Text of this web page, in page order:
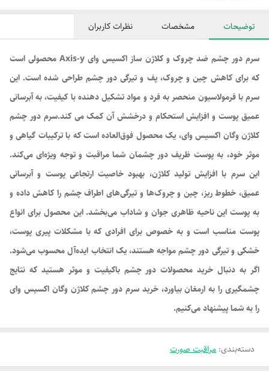
توضیحات مشخصات نظرات کاربران
سرم دور چشم ضد چروک و کلاژن ساز اکسیس وای Axis-y محصولی است
که برای کاهش چین و چروک، پف و تیرگی دور چشم طراحی شده است. این
سرم با فرمولاسیون منحصر به فرد و مواد تشکیل دهنده با کیفیت، به آبرسانی
عمیق پوست و افزایش استحکام و درخشش آن کمک می کند.سرم دور چشم
کلاژن وگان اکسیس وای، یک محصول فوق‌العاده است که با ترکیبات گیاهی و
موثر خود، به پوست ظریف دور چشمان شما مراقبت و توجه ویژه‌ای می‌کند.
این سرم با افزایش تولید کلاژن، بهبود خاصیت ارتجاعی پوست و آبرسانی
عمیق، خطوط ریز، چین و چروک‌ها و تیرگی‌های اطراف چشم را کاهش داده و
به پوست این ناحیه ظاهری جوان و شاداب می‌بخشد. این محصول برای انواع
پوست مناسب است و به خصوص برای افرادی که با مشکلات پیری پوست،
خشکی و تیرگی دور چشم مواجه هستند، یک انتخاب ایده‌آل محسوب می‌شود.
اگر به دنبال خرید محصولات دور چشم باکیفیت و موثر هستید که نتایج
چشمگیری را به ارمغان بیاورد، خرید سرم دور چشم کلاژن وگان اکسیس وای
را به شما پیشنهاد می‌کنیم.
دسته‌بندی: مراقبت صورت